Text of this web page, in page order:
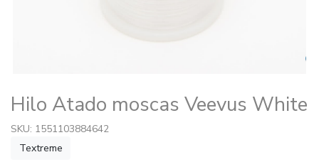
Hilo Atado moscas Veevus White
SKU: 1551103884642
Textreme